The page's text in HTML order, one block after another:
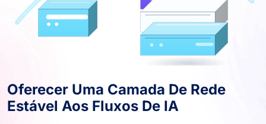
Oferecer Uma Camada De Rede
Estável Aos Fluxos De IA